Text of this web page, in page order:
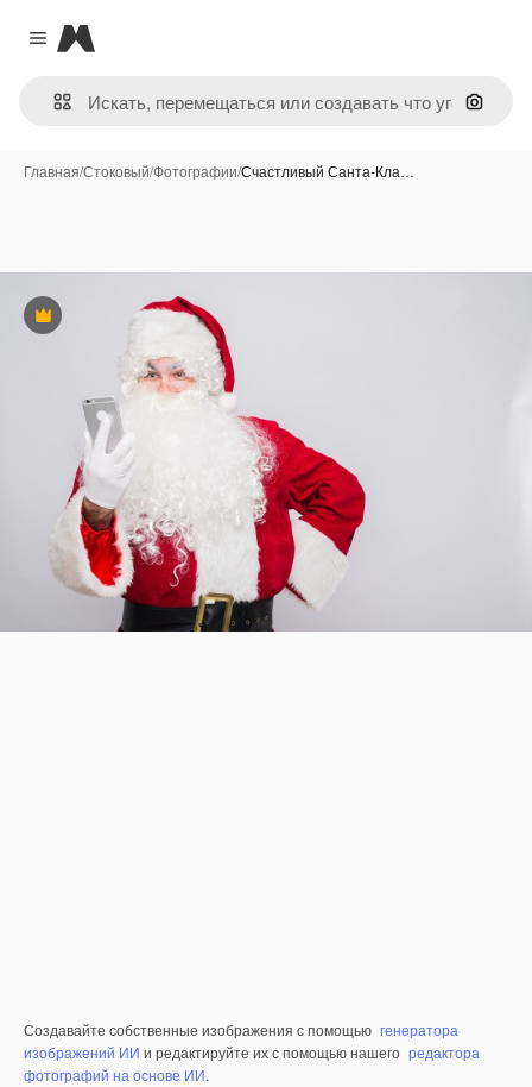
Close menu
Magnific
Поиск
Главная/Стоковый/Фотографии/Счастливый Санта-Кла…
Премиум
Создавайте собственные изображения с помощью генератора
изображений ИИ и редактируйте их с помощью нашего редактора
фотографий на основе ИИ.